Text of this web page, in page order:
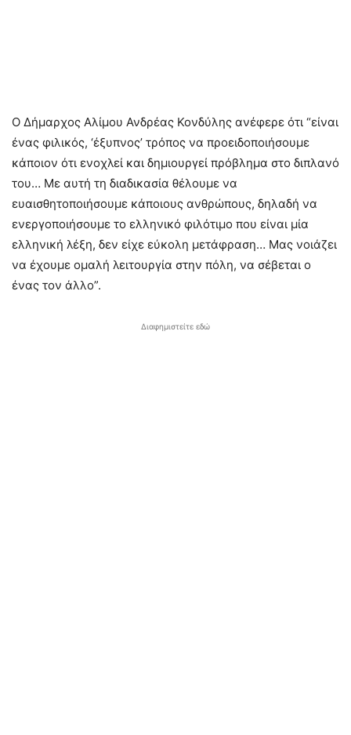
Ο Δήμαρχος Αλίμου Ανδρέας Κονδύλης ανέφερε ότι “είναι
ένας φιλικός, ‘έξυπνος’ τρόπος να προειδοποιήσουμε
κάποιον ότι ενοχλεί και δημιουργεί πρόβλημα στο διπλανό
του… Με αυτή τη διαδικασία θέλουμε να
ευαισθητοποιήσουμε κάποιους ανθρώπους, δηλαδή να
ενεργοποιήσουμε το ελληνικό φιλότιμο που είναι μία
ελληνική λέξη, δεν είχε εύκολη μετάφραση… Μας νοιάζει
να έχουμε ομαλή λειτουργία στην πόλη, να σέβεται ο
ένας τον άλλο”.
Διαφημιστείτε εδώ